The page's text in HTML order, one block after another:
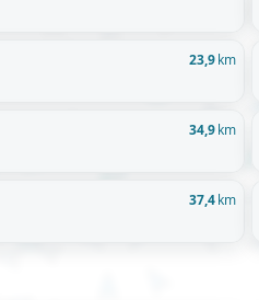
23,9km
34,9km
37,4km